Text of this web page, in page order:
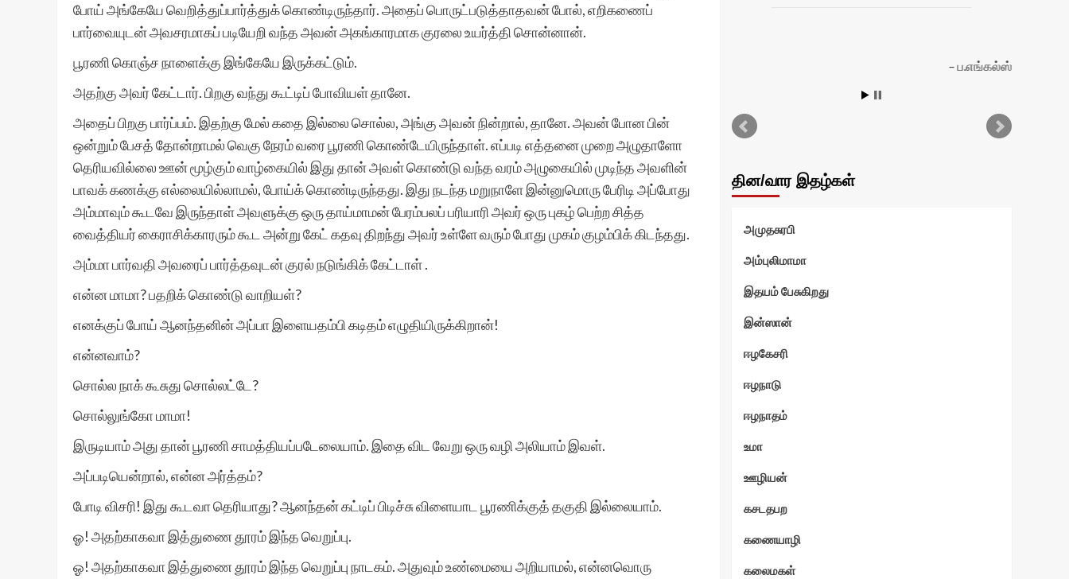
போய் அங்கேயே வெறித்துப்பார்த்துக் கொண்டிருந்தார். அதைப் பொருட்படுத்தாதவன் போல், எறிகணைப்
பார்வையுடன் அவசரமாகப் படியேறி வந்த அவன் அகங்காரமாக குரலை உயர்த்தி சொன்னான்.
பூரணி கொஞ்ச நாளைக்கு இங்கேயே இருக்கட்டும்.
அதற்கு அவர் கேட்டார். பிறகு வந்து கூட்டிப் போவியள் தானே.
அதைப் பிறகு பார்ப்பம். இதற்கு மேல் கதை இல்லை சொல்ல, அங்கு அவன் நின்றால், தானே. அவன் போன பின்
ஒன்றும் பேசத் தோன்றாமல் வெகு நேரம் வரை பூரணி கொண்டேயிருந்தாள். எப்படி எத்தனை முறை அழுதாளோ
தெரியவில்லை ஊன் மூழ்கும் வாழ்கையில் இது தான் அவள் கொண்டு வந்த வரம் அழுகையில் முடிந்த அவளின்
பாவக் கணக்கு எல்லையில்லாமல், போய்க் கொண்டிருந்தது. இது நடந்த மறுநாளே இன்னுமொரு பேரிடி அப்போது
அம்மாவும் கூடவே இருந்தாள் அவளுக்கு ஒரு தாய்மாமன் பேரம்பலப் பரியாரி அவர் ஒரு புகழ் பெற்ற சித்த
வைத்தியர் கைராசிக்காரரும் கூட அன்று கேட் கதவு திறந்து அவர் உள்ளே வரும் போது முகம் குழம்பிக் கிடந்தது.
அம்மா பார்வதி அவரைப் பார்த்தவுடன் குரல் நடுங்கிக் கேட்டாள் .
என்ன மாமா? பதறிக் கொண்டு வாறியள்?
எனக்குப் போய் ஆனந்தனின் அப்பா இளையதம்பி கடிதம் எழுதியிருக்கிறான்!
என்னவாம்?
சொல்ல நாக் கூசுது சொல்லட்டே?
சொல்லுங்கோ மாமா!
இருடியாம் அது தான் பூரணி சாமத்தியப்படேலையாம். இதை விட வேறு ஒரு வழி அலியாம் இவள்.
அப்படியென்றால், என்ன அர்த்தம்?
போடி விசரி! இது கூடவா தெரியாது? ஆனந்தன் கட்டிப் பிடிச்சு விளையாட பூரணிக்குத் தகுதி இல்லையாம்.
ஓ! அதற்காகவா இத்துணை தூரம் இந்த வெறுப்பு.
ஓ! அதற்காகவா இத்துணை தூரம் இந்த வெறுப்பு நாடகம். அதுவும் உண்மையை அறியாமல், என்னவொரு
எனைப் போன்றவர்களுக்கு
ஆதரவு அளித்து ஒரு
அமைத்து தந்திருக்கும்
‘சிறுகதை.காம்’ நிறுவனர்,
அதற்கு துணை இருப்போர்
அத்துணை பேருக்கும் என்
மனமார்ந்த நன்றிகள் பல.
வெற்றிகளையும் அடைய
வாழ்த்துகள்.
ப.எங்கல்ஸ்
தின/வார இதழ்கள்
அமுதசுரபி
அம்புலிமாமா
இதயம் பேசுகிறது
இன்ஸான்
ஈழகேசரி
ஈழநாடு
ஈழநாதம்
உமா
ஊழியன்
கசடதபற
கணையாழி
கலைமகள்